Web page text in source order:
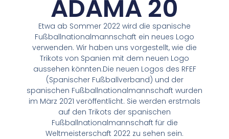
ADAMA 20
Etwa ab Sommer 2022 wird die spanische
Fußballnationalmannschaft ein neues Logo
verwenden. Wir haben uns vorgestellt, wie die
Trikots von Spanien mit dem neuen Logo
aussehen könnten.Die neuen Logos des RFEF
(Spanischer Fußballverband) und der
spanischen Fußballnationalmannschaft wurden
im März 2021 veröffentlicht. Sie werden erstmals
auf den Trikots der spanischen
Fußballnationalmannschaft für die
Weltmeisterschaft 2022 zu sehen sein.